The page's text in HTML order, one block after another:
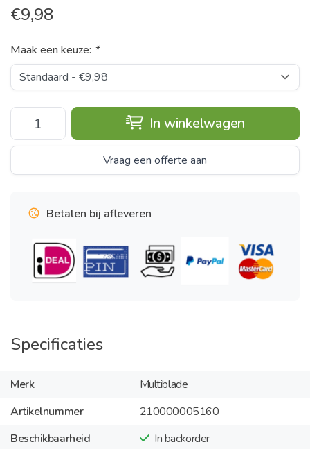
€9,98
Maak een keuze: *
In winkelwagen
Vraag een offerte aan
Betalen bij afleveren
Specificaties
Merk
Multiblade
Artikelnummer
210000005160
Beschikbaarheid
In backorder